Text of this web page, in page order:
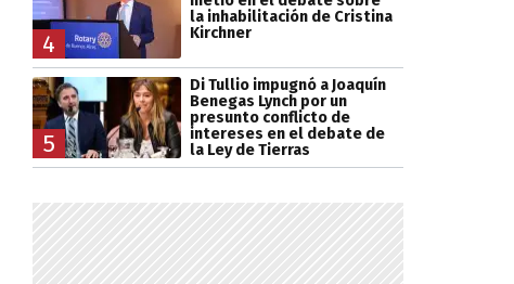
4
la inhabilitación de Cristina
Kirchner
5
Di Tullio impugnó a Joaquín
Benegas Lynch por un
presunto conflicto de
intereses en el debate de
la Ley de Tierras